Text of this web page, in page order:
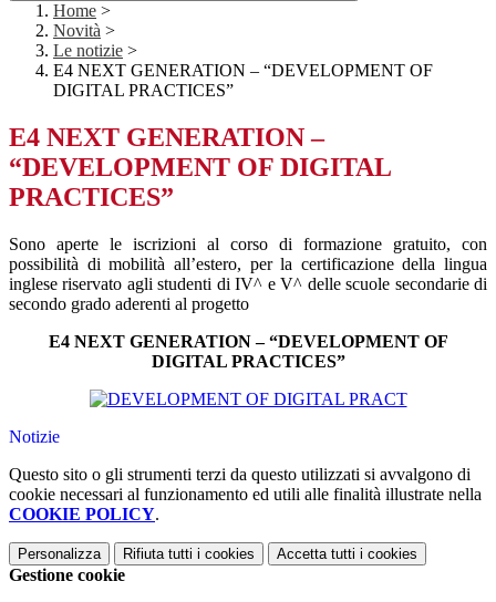
Home >
Novità >
Le notizie >
E4 NEXT GENERATION – “DEVELOPMENT OF
DIGITAL PRACTICES”
E4 NEXT GENERATION –
“DEVELOPMENT OF DIGITAL
PRACTICES”
Sono aperte le iscrizioni al corso di formazione gratuito, con
possibilità di mobilità all’estero, per la certificazione della lingua
inglese riservato agli studenti di IV^ e V^ delle scuole secondarie di
secondo grado aderenti al progetto
E4 NEXT GENERATION – “DEVELOPMENT OF
DIGITAL PRACTICES”
Notizie
Questo sito o gli strumenti terzi da questo utilizzati si avvalgono di
cookie necessari al funzionamento ed utili alle finalità illustrate nella
COOKIE POLICY.
Personalizza Rifiuta tutti i cookies Accetta tutti i cookies
Gestione cookie